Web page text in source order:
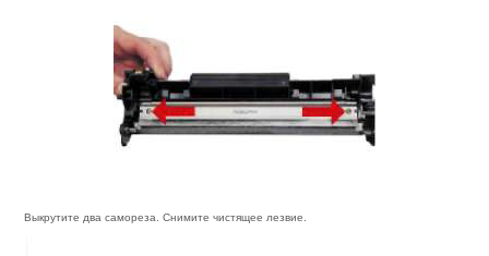
Выкрутите два самореза. Снимите чистящее лезвие.